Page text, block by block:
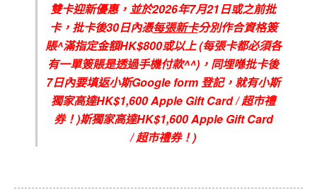
雙卡迎新優惠，並於2026年7月21日或之前批
卡，批卡後30日內憑每張新卡分別作合資格簽
賬^滿指定金額HK$800或以上 (每張卡都必須各
有一單簽賬是透過手機付款^^)，同埋喺批卡後
7日內要填返小斯Google form 登記，就有小斯
獨家高達HK$1,600 Apple Gift Card / 超市禮
券！)斯獨家高達HK$1,600 Apple Gift Card
/超市禮券！)